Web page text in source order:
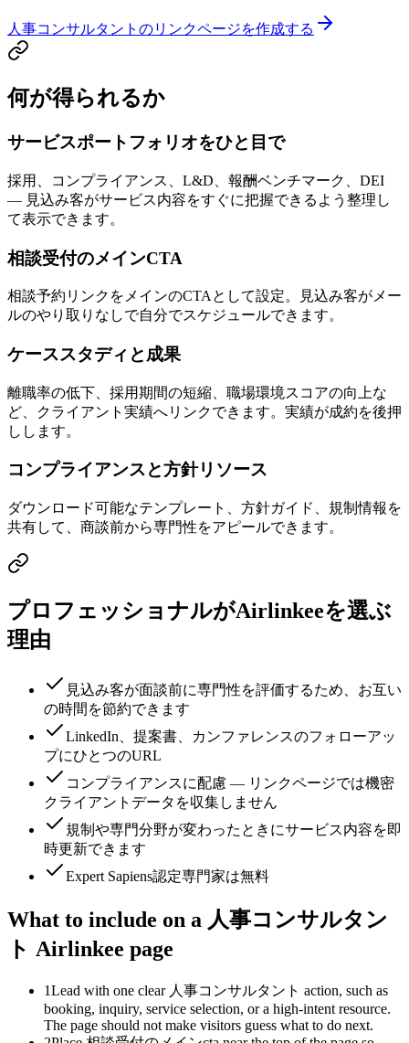
人事コンサルタントのリンクページを作成する
何が得られるか
サービスポートフォリオをひと目で
採用、コンプライアンス、L&D、報酬ベンチマーク、DEI
— 見込み客がサービス内容をすぐに把握できるよう整理し
て表示できます。
相談受付のメインCTA
相談予約リンクをメインのCTAとして設定。見込み客がメー
ルのやり取りなしで自分でスケジュールできます。
ケーススタディと成果
離職率の低下、採用期間の短縮、職場環境スコアの向上な
ど、クライアント実績へリンクできます。実績が成約を後押
しします。
コンプライアンスと方針リソース
ダウンロード可能なテンプレート、方針ガイド、規制情報を
共有して、商談前から専門性をアピールできます。
プロフェッショナルがAirlinkeeを選ぶ
理由
見込み客が面談前に専門性を評価するため、お互い
の時間を節約できます
LinkedIn、提案書、カンファレンスのフォローアッ
プにひとつのURL
コンプライアンスに配慮 — リンクページでは機密
クライアントデータを収集しません
規制や専門分野が変わったときにサービス内容を即
時更新できます
Expert Sapiens認定専門家は無料
What to include on a 人事コンサルタン
ト Airlinkee page
1Lead with one clear 人事コンサルタント action, such as
booking, inquiry, service selection, or a high-intent resource.
The page should not make visitors guess what to do next.